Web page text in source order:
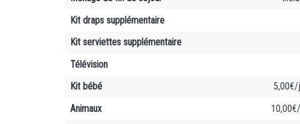
Kit draps supplémentaire
Kit serviettes supplémentaire
Télévision
Kit bébé
Animaux